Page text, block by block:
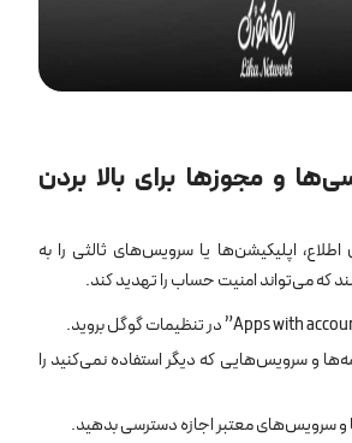
و مجوزها برای بالا بردن
اطلاع، اپلیکیشن‌ها یا سرویس‌های ثالثی را به
که می‌تواند امنیت حساب را تهدید کند.
و سرویس‌هایی که دیگر استفاده نمی‌کنید را
و سرویس‌های معتبر اجازه دسترسی بدهید.